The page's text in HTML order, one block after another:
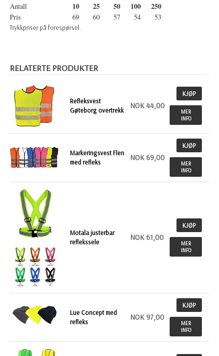
Antall 10 25 50 100 250
Pris 69 60 57 54 53
Trykkpriser på forespørsel.
RELATERTE PRODUKTER
Refleksvest
Gøteborg overtrekk
NOK 44,00
KJØP
MER
INFO
Markeringsvest Flen
med refleks
NOK 69,00
KJØP
MER
INFO
Motala justerbar
reflekssele
NOK 61,00
KJØP
MER
INFO
Lue Concept med
refleks
NOK 97,00
KJØP
MER
INFO